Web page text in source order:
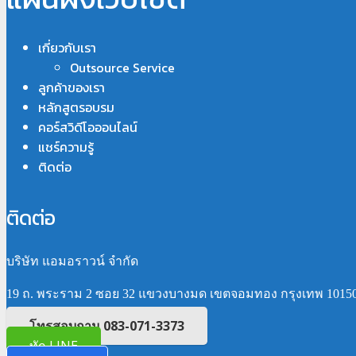
เกี่ยวกับเรา
Outsource Service
ลูกค้าของเรา
หลักสูตรอบรม
คอร์สวิดีโอออนไลน์
แชร์ความรู้
ติดต่อ
ติดต่อ
บริษัท แอมอราวน์ จำกัด
19 ถ. พระราม 2 ซอย 32 แขวงบางมด เขตจอมทอง กรุงเทพ
โทรสอบถาม 083-071-3373
ทัก LINE